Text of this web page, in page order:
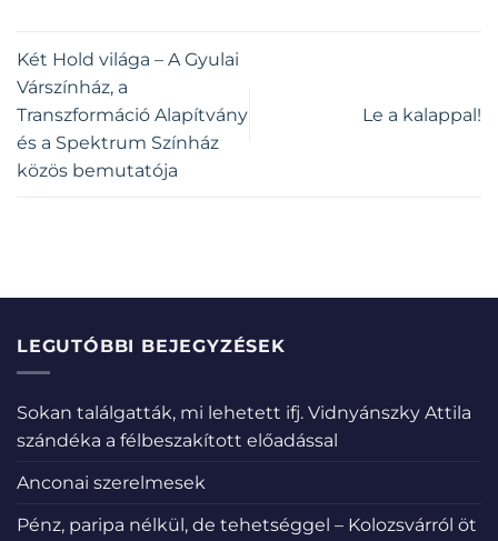
Két Hold világa – A Gyulai
Várszínház, a
Transzformáció Alapítvány
és a Spektrum Színház
közös bemutatója
Le a kalappal!
LEGUTÓBBI BEJEGYZÉSEK
Sokan találgatták, mi lehetett ifj. Vidnyánszky Attila
szándéka a félbeszakított előadással
Anconai szerelmesek
Pénz, paripa nélkül, de tehetséggel – Kolozsvárról öt